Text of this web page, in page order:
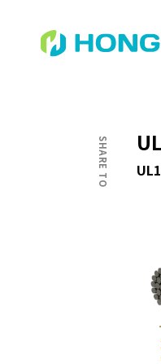
SHARE TO